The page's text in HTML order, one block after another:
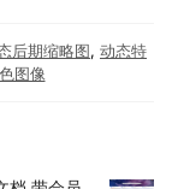
后期缩略图, 动态特
图像